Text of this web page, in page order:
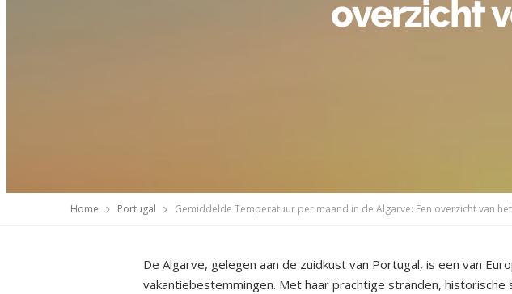
overzicht
Home Portugal Gemiddelde Temperatuur per maand in de Algarve: Een overzicht van
De Algarve, gelegen aan de zuidkust van Portugal, is een van
vakantiebestemmingen. Met haar prachtige stranden, historische